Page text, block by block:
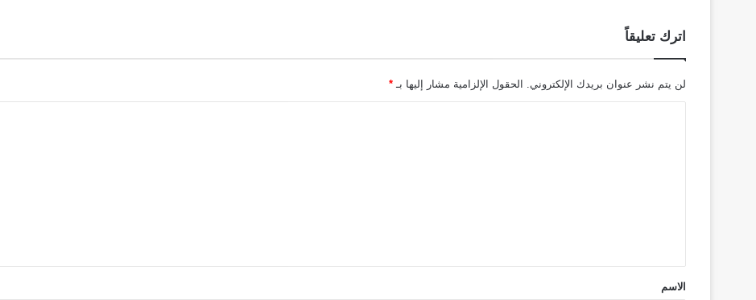
اترك تعليقاً
لن يتم نشر عنوان بريدك الإلكتروني. الحقول الإلزامية مشار إليها بـ *
*الاسم